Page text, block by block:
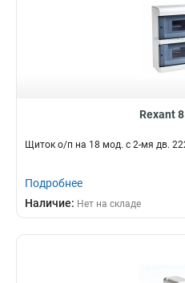
Rexant
Щиток о/п на 18 мод. с 2-мя дв.
Подробнее
Наличие: Нет на складе